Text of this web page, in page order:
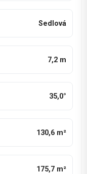
Sedlová
7,2 m
35,0°
130,6 m²
175,7 m²